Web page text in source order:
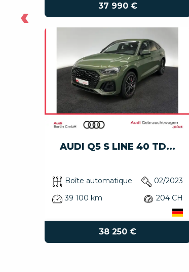
37 990 €
AUDI Q5 S LINE 40 TD...
Boîte automatique
02/2023
39 100 km
204 CH
38 250 €
‹